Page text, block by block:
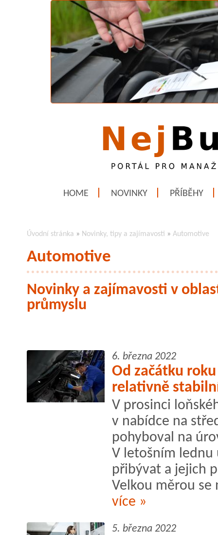
HOME NOVINKY PŘÍBĚHY
Úvodní stránka » Novinky, tipy a zajímavosti » Automotive
Automotive
Novinky a zajímavosti v
průmyslu
6. března 2022
Od začátku
relativně
V prosinci
v nabídce na
pohyboval na
V letošním lednu
přibývat a jejich
Velkou měrou se
více »
5. března 2022